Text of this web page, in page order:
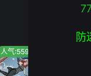
人气:559
防